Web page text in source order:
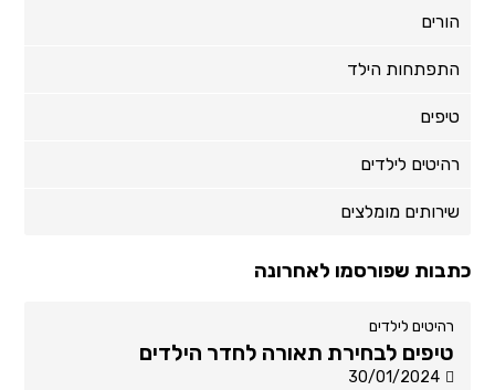
הורים
התפתחות הילד
טיפים
רהיטים לילדים
שירותים מומלצים
כתבות שפורסמו לאחרונה
רהיטים לילדים
טיפים לבחירת תאורה לחדר הילדים
30/01/2024